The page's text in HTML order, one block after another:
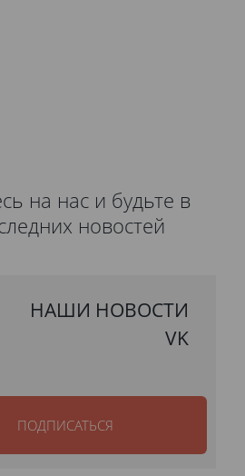
на нас и будьте в
новостей
НАШИ НОВОСТИ
VK
ПОДПИСАТЬСЯ